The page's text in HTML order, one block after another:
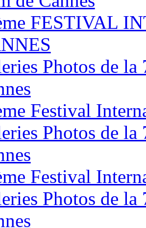
FESTIVAL
Photos de
Festival
Photos de
Festival
Photos de